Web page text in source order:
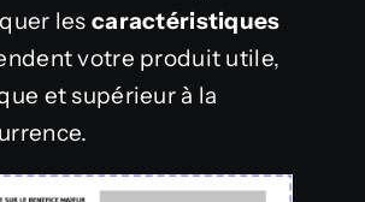
les caractéristiques
votre produit utile,
et supérieur à la